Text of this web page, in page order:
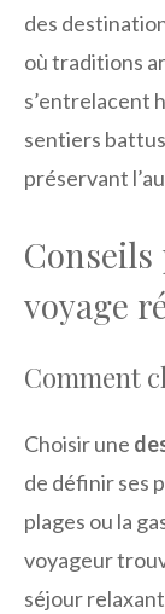
des
où traditions
s’entrelacent
sentiers
préservant
voyage
Comment
Choisir une
de définir ses
plages ou la
voyageur
séjour